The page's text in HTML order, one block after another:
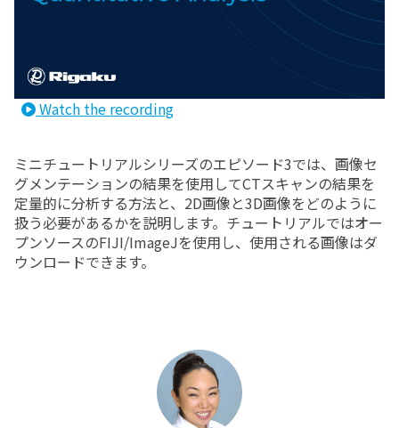
Watch the recording
ミニチュートリアルシリーズのエピソード3では、画像セ
グメンテーションの結果を使用してCTスキャンの結果を
定量的に分析する方法と、2D画像と3D画像をどのように
扱う必要があるかを説明します。チュートリアルではオー
プンソースのFIJI/ImageJを使用し、使用される画像はダ
ウンロードできます。